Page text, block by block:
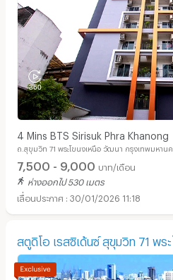
4 Mins BTS Sirisuk Phra Khanong
ถ.สุขุมวิท 71 พระโขนงเหนือ วัฒนา กรุงเทพมหานค
7,500 - 9,000 บาท/เดือน
ห่างออกไป 530 เมตร
30/01/2026 11:18
สตูดิโอ เรสซิเด้นซ์ สุขุมวิท 71 พระ